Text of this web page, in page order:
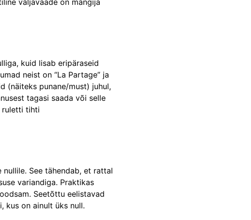
väljavaade on mängija
kuid lisab eripäraseid
neist on “La Partage” ja
(näiteks punane/must) juhul,
tagasi saada või selle
ruletti tihti
See tähendab, et rattal
variandiga. Praktikas
Seetõttu eelistavad
kus on ainult üks null.